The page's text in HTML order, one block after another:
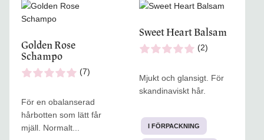
Golden Rose
Schampo
(7)
För en obalanserad
hårbotten som lätt får
mjäll. Normalt...
Den
här
har
flera
varianter.
väljas
Sweet Heart Balsam
(2)
Mjukt och glansigt. För
skandinaviskt hår.
Den
produkten
har
De
olika
kan
väljas
I FÖRPACKNING